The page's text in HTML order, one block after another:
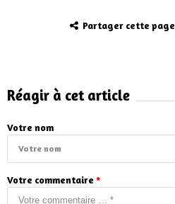
Partager cette page
Réagir à cet article
Votre nom
Votre commentaire *